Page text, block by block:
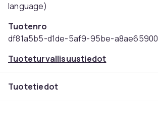
language)
Tuotenro
df81a5b5-d1de-5af9-95be-
Tuoteturvallisuustiedot
Tuotetiedot